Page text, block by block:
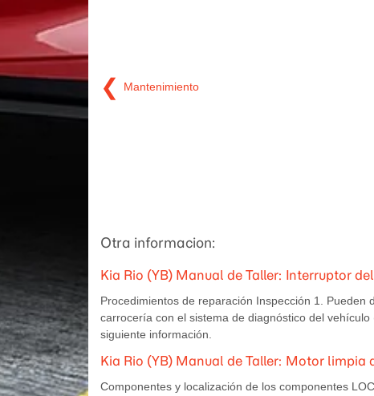
❮ Mantenimiento
Otra informacion:
Kia Rio (YB) Manual de Taller: Interruptor
Procedimientos de reparación Inspección 1.
carrocería con el sistema de diagnóstico del
siguiente información.
Kia Rio (YB) Manual de Taller: Motor limpia
Componentes y localización de los componentes